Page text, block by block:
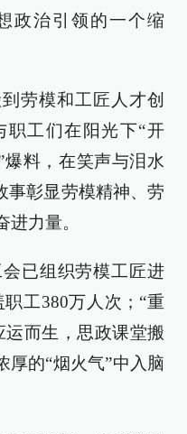
政治引领的一个缩
劳模和工匠人才创
职工们在阳光下“开
爆料，在笑声与泪水
事彰显劳模精神、劳
力量。
已组织劳模工匠进
工380万人次；“重
运而生，思政课堂搬
厚的“烟火气”中入脑